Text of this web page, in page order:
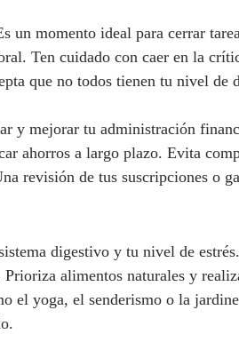
un momento ideal para cerrar
Ten cuidado con caer en la
que no todos tienen tu nivel de
y mejorar tu administración
ahorros a largo plazo. Evita
revisión de tus suscripciones o
digestivo y tu nivel de
alimentos naturales y
el yoga, el senderismo o la